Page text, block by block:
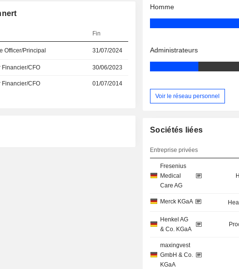
Fin
Officer/Principal 31/07/2024
Financier/CFO 30/06/2023
Financier/CFO
01/07/2014
Homme
Administrateurs
Voir le réseau personnel
Sociétés liées
Entreprise privées
Fresenius
Medical
Care AG
Merck KGaA
Henkel AG
& Co. KGaA
maxingvest
GmbH & Co.
KGaA